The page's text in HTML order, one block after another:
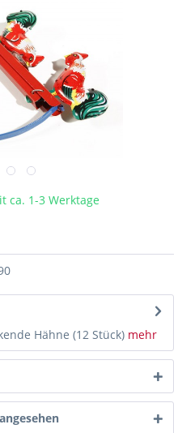
ca. 1-3 Werktage
Hähne (12 Stück) mehr